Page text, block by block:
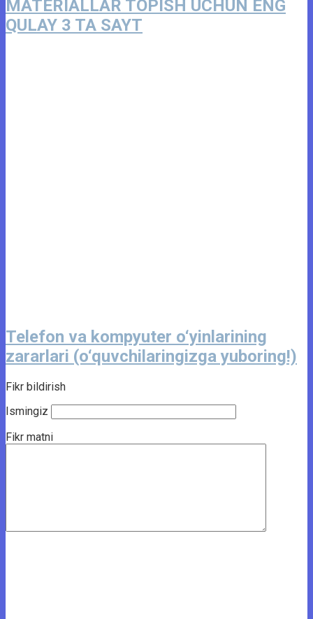
MATERIALLAR TOPISH UCHUN ENG
QULAY 3 TA SAYT
Telefon va kompyuter o‘yinlarining
zararlari (o‘quvchilaringizga yuboring!)
Fikr bildirish
Ismingiz
Fikr matni